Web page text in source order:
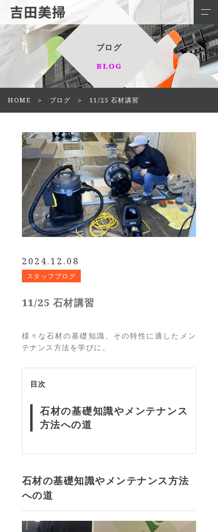
ブログ
BLOG
HOME ブログ 11/25 石材講習
2024.12.08
スタッフブログ
11/25 石材講習
様々な石材の基礎知識、その特性に適したメン
テナンス方法を学びに。
目次
石材の基礎知識やメンテナンス
方法への道
石材の基礎知識やメンテナンス方法
への道